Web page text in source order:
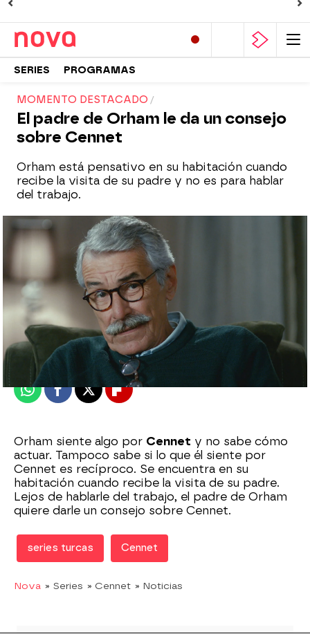
SERIES PROGRAMAS
MOMENTO DESTACADO
El padre de Orham le da un consejo
sobre Cennet
Orham está pensativo en su habitación cuando
recibe la visita de su padre y no es para hablar
del trabajo.
Nova
Madrid
Publicado: 21 de diciembre de 2020, 21:18
WhatsappFacebook
X Flipboard
Orham siente algo por Cennet y no sabe cómo
actuar. Tampoco sabe si lo que él siente por
Cennet es recíproco. Se encuentra en su
habitación cuando recibe la visita de su padre.
Lejos de hablarle del trabajo, el padre de Orham
quiere darle un consejo sobre Cennet.
series turcas Cennet
Nova » Series » Cennet » Noticias